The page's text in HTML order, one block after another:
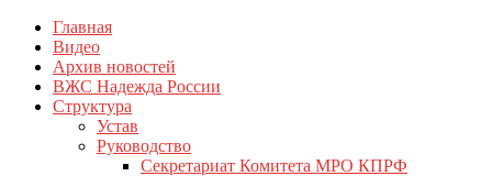
Перейти
содержимому
КПРФ Мордовия
Мордовское Региональное отделение КПРФ
Главная
Видео
Архив новостей
ВЖС Надежда России
Структура
Устав
Руководство
Секретариат Комитета МРО КПРФ